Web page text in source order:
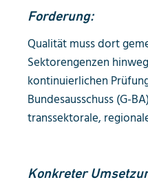
Forderung:
Qualität muss dort
Sektorengenzen
kontinuierlichen
Bundesausschuss (G-
transsektorale,
Konkreter